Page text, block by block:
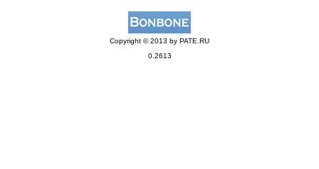
Copyright © 2013 by PATE.RU
0.2613